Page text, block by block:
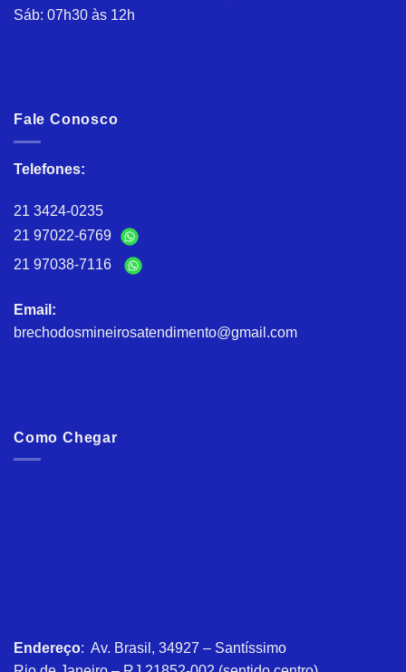
Sáb: 07h30 às 12h
Fale Conosco
Telefones:
21 3424-0235
21 97022-6769
21 97038-7116
Email:
brechodosmineirosatendimento@gmail.com
Como Chegar
Endereço: Av. Brasil, 34927 – Santíssimo